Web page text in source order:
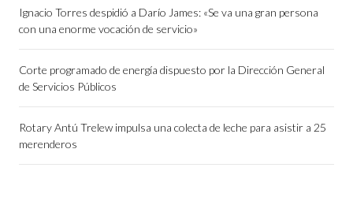
Ignacio Torres despidió a Darío James: «Se va una gran persona
con una enorme vocación de servicio»
Corte programado de energía dispuesto por la Dirección General
de Servicios Públicos
Rotary Antú Trelew impulsa una colecta de leche para asistir a 25
merenderos